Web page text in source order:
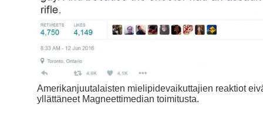
Amerikanjuutalaisten mielipidevaikuttajien reaktiot
yllättäneet Magneettimedian toimitusta.